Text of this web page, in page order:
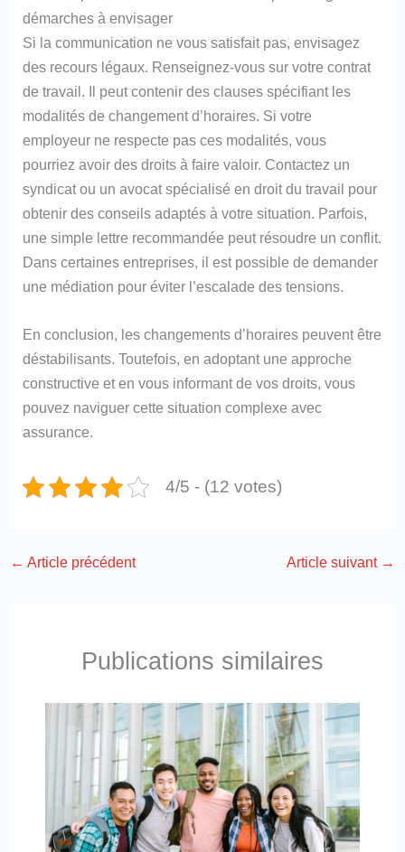
démarches à envisager
Si la communication ne vous satisfait pas, envisagez
des recours légaux. Renseignez-vous sur votre contrat
de travail. Il peut contenir des clauses spécifiant les
modalités de changement d’horaires. Si votre
employeur ne respecte pas ces modalités, vous
pourriez avoir des droits à faire valoir. Contactez un
syndicat ou un avocat spécialisé en droit du travail pour
obtenir des conseils adaptés à votre situation. Parfois,
une simple lettre recommandée peut résoudre un conflit.
Dans certaines entreprises, il est possible de demander
une médiation pour éviter l’escalade des tensions.
En conclusion, les changements d’horaires peuvent être
déstabilisants. Toutefois, en adoptant une approche
constructive et en vous informant de vos droits, vous
pouvez naviguer cette situation complexe avec
assurance.
4/5 - (12 votes)
← Article précédent Article suivant →
Publications similaires